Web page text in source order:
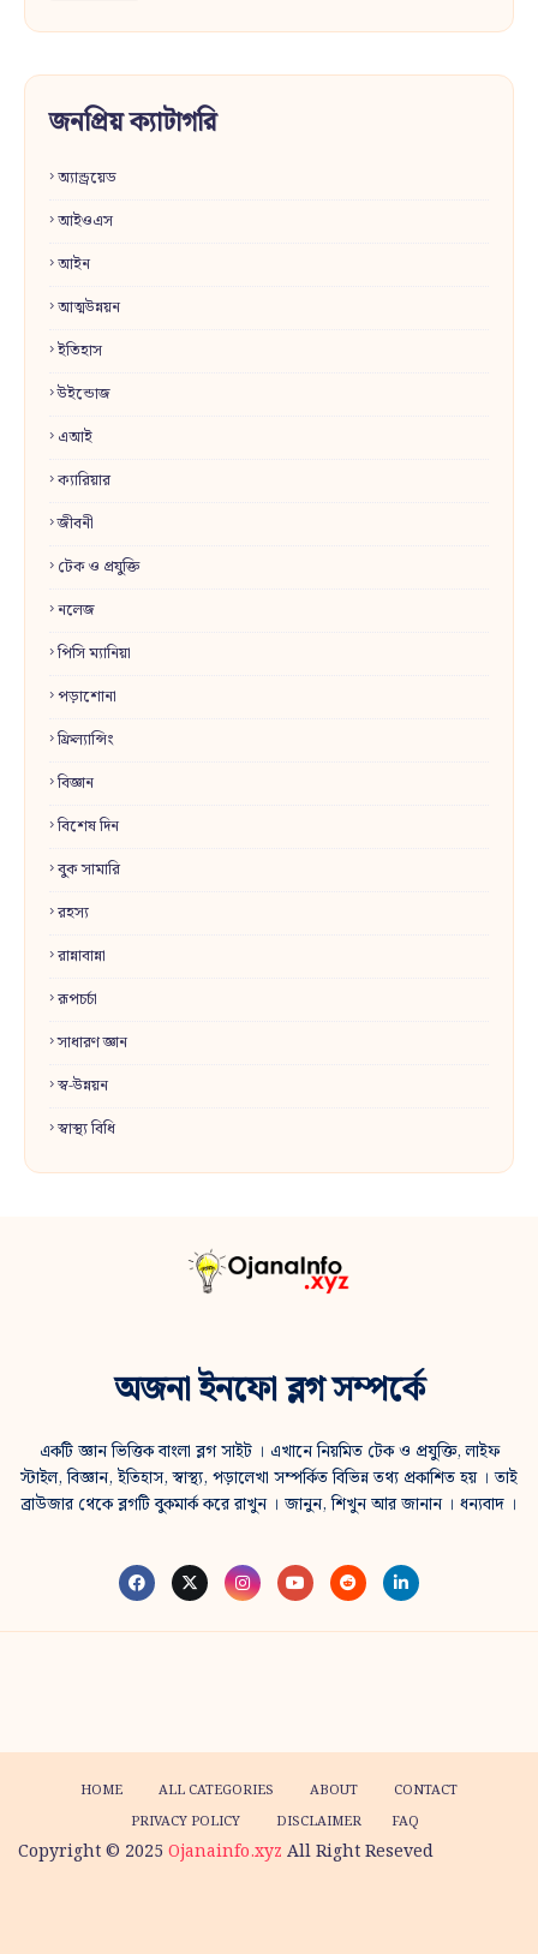
জনপ্রিয় ক্যাটাগরি
অ্যান্ড্রয়েড
আইওএস
আইন
আত্মউন্নয়ন
ইতিহাস
উইন্ডোজ
এআই
ক্যারিয়ার
জীবনী
টেক ও প্রযুক্তি
নলেজ
পিসি ম্যানিয়া
পড়াশোনা
ফ্রিল্যান্সিং
বিজ্ঞান
বিশেষ দিন
বুক সামারি
রহস্য
রান্নাবান্না
রূপচর্চা
সাধারণ জ্ঞান
স্ব-উন্নয়ন
স্বাস্থ্য বিধি
অজনা ইনফো ব্লগ সম্পর্কে
একটি জ্ঞান ভিত্তিক বাংলা ব্লগ সাইট । এখানে নিয়মিত টেক ও প্রযুক্তি, লাইফ
স্টাইল, বিজ্ঞান, ইতিহাস, স্বাস্থ্য, পড়ালেখা সম্পর্কিত বিভিন্ন তথ্য প্রকাশিত হয় । তাই
ব্রাউজার থেকে ব্লগটি বুকমার্ক করে রাখুন । জানুন, শিখুন আর জানান । ধন্যবাদ ।
HOME ALL CATEGORIES ABOUT
CONTACT
PRIVACY POLICY
DISCLAIMER FAQ
Copyright © 2025 Ojanainfo.xyz All Right Reseved